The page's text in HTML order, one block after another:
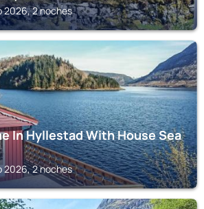
2026, 2 noches
In Hyllestad With House Sea
2026, 2 noches